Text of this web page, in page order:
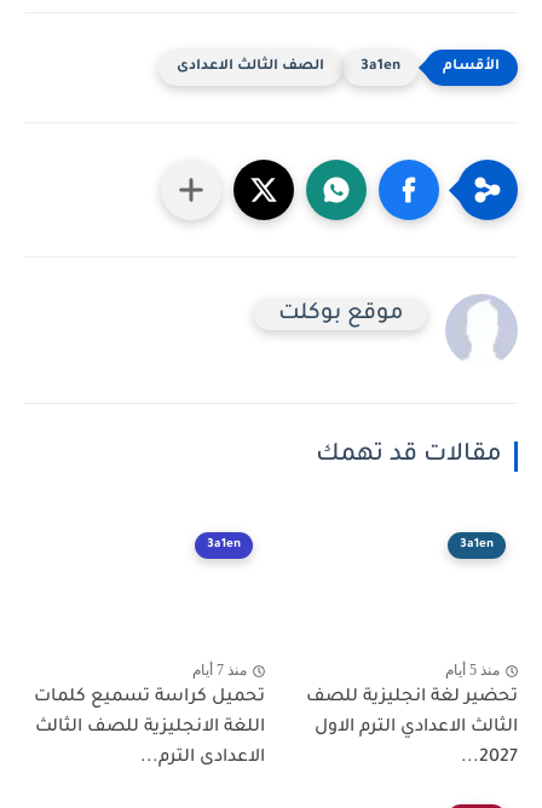
3a1en الصف الثالث الاعدادى
موقع بوكلت
مقالات قد تهمك
3a1en
منذ 5 أيام
تحضير لغة انجليزية للصف
الثالث الاعدادي الترم الاول
2027...
3a1en
منذ 7 أيام
تحميل كراسة تسميع كلمات
اللغة الانجليزية للصف الثالث
الاعدادى الترم...